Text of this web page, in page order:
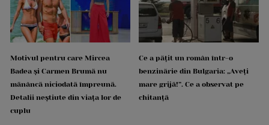
Motivul pentru care Mircea
Badea și Carmen Brumă nu
mănâncă niciodată împreună.
Detalii neștiute din viața lor de
cuplu
Ce a pățit un român într-o
benzinărie din Bulgaria: „Aveți
mare grijă!”. Ce a observat pe
chitanță